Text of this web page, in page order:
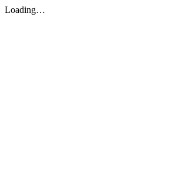
Loading…